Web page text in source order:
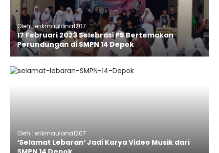
Oleh : erikmaulana1207
17 Februari 2023 Selebrasi P5 Bertemakan
Perundungan di SMPN 14 Depok
Oleh : erikmaulana1207
‘Selamat Lebaran’ Jadi Karya Video Musik dari